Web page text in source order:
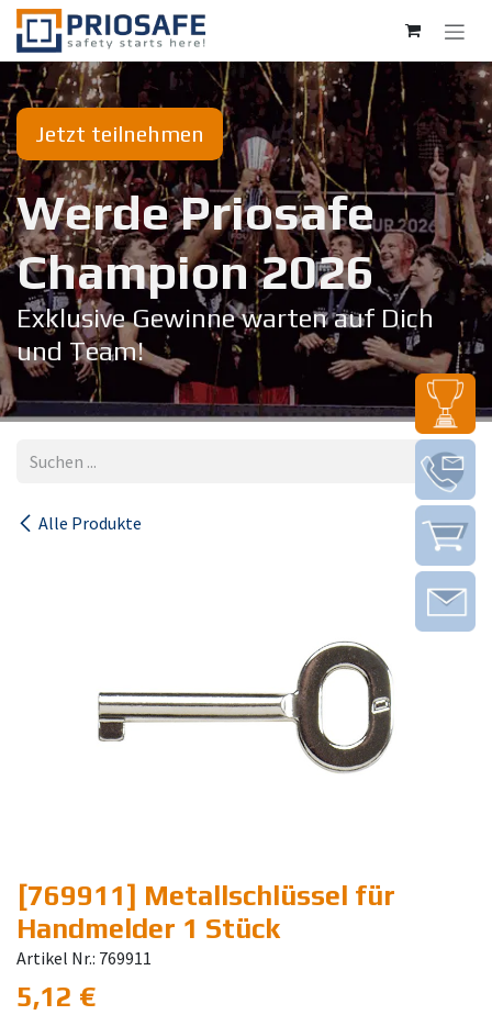
Zum Inhalt springen
Jetzt teilnehmen
Werde Priosafe
Champion 20​26
Exklusive Gewinne warten auf Dich
und Team!
Alle Produkte
[769911] Metallschlüssel für
Handmelder 1 Stück
Artikel Nr.: 769911
5,12 €